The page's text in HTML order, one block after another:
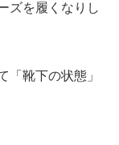
ズを履くなりし
「靴下の状態」